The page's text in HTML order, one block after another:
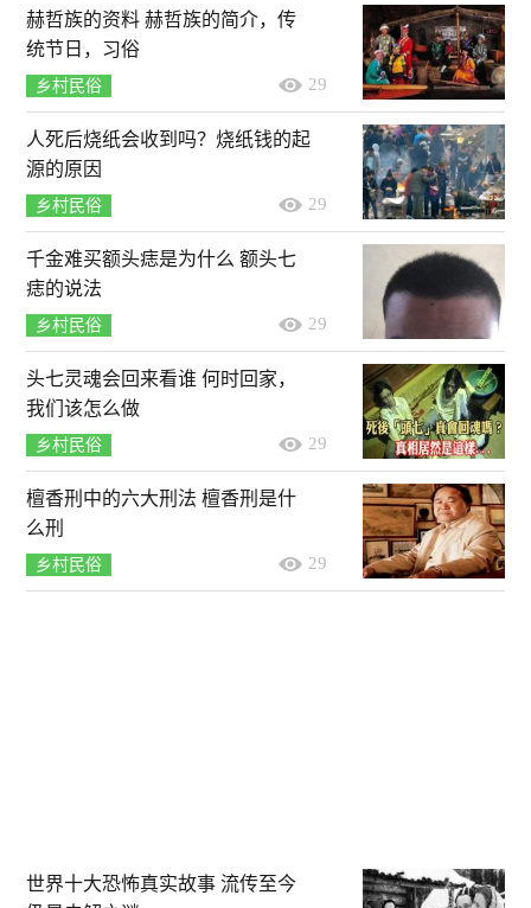
赫哲族的资料 赫哲族的简介，传
统节日，习俗
乡村民俗 29
人死后烧纸会收到吗？烧纸钱的起
源的原因
乡村民俗 29
千金难买额头痣是为什么 额头七
痣的说法
乡村民俗 29
头七灵魂会回来看谁 何时回家，
我们该怎么做
乡村民俗 29
檀香刑中的六大刑法 檀香刑是什
么刑
乡村民俗 29
世界十大恐怖真实故事 流传至今